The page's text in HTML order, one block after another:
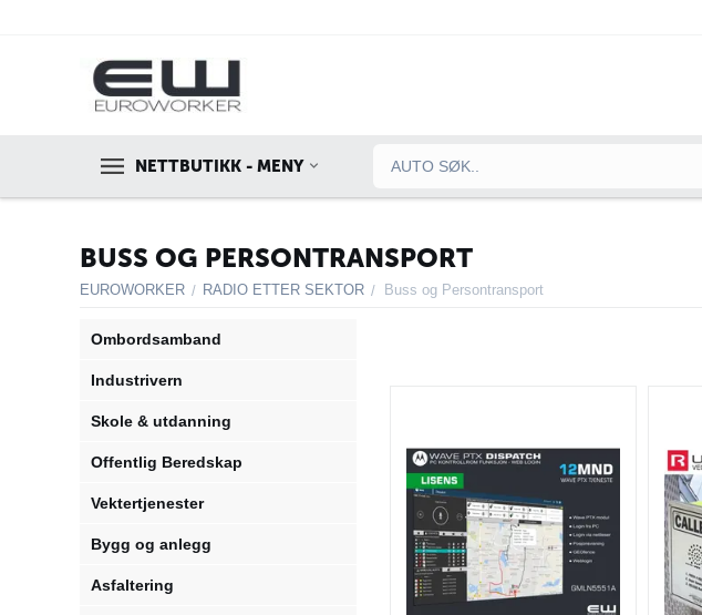
NETTBUTIKK - MENY
BUSS OG PERSONTRANSPORT
EUROWORKER / RADIO ETTER SEKTOR / Buss og Persontransport
Ombordsamband
Industrivern
Skole & utdanning
Offentlig Beredskap
Vektertjenester
Bygg og anlegg
Asfaltering